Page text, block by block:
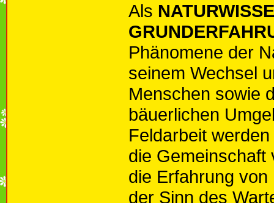
Als
Phänomene der
seinem Wechsel
Menschen sowie
bäuerlichen
Feldarbeit
die Gemeinschaft
die Erfahrung
der Sinn des